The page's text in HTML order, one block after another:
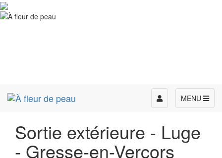
MENU
Toggle
navigation
Sortie extérieure - Luge
- Gresse-en-Vercors